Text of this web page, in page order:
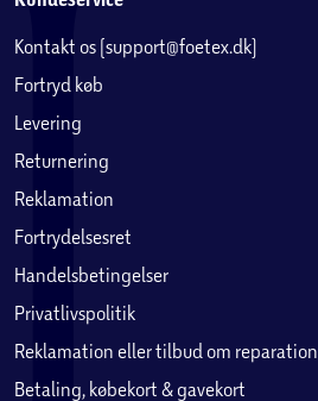
Kontakt os (support@foetex.dk)
Fortryd køb
Levering
Returnering
Reklamation
Fortrydelsesret
Handelsbetingelser
Privatlivspolitik
Reklamation eller tilbud om reparation
Betaling, købekort & gavekort